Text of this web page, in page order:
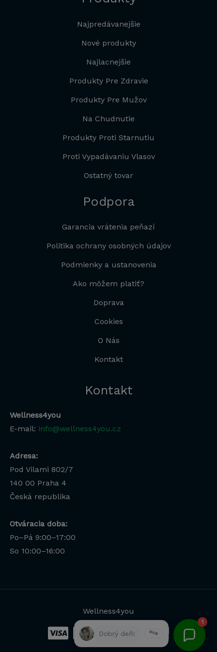
Najpredávanejšie
Nové produkty
Najlacnejšie
Produkty Pre Zdravie
Produkty Pre Mužov
Na Chudnutie
Produkty Proti Starnutiu
Proti Vypadávaniu Vlasov
Ostatný tovar
Podpora
Garancia vrátenia peňazí
Politika ochrany osobných údajov
Podmienky a ustanovenia
Ako môžem platiť?
Doprava
Cookies
O Nás
Kontakt
Kontakt
Wellness4you
E-mail: info@wellness4you.cz
Adresa:
Pod Vilami 802/7
140 00 Praha 4
Česká republika
Otváracia doba:
Po–Pá 9:00–17:00
So 10:00–16:00
Wellness4you
1
Dobrý deň!
Lucia